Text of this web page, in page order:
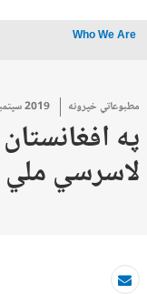
Who We Are
مطبوعاتي خپرونه 2019 سپتمبر 4
په
لاسرسي ملي